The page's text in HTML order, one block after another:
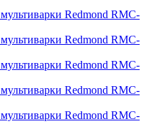
Redmond RMC-
Redmond RMC-
Redmond RMC-
Redmond RMC-
Redmond RMC-